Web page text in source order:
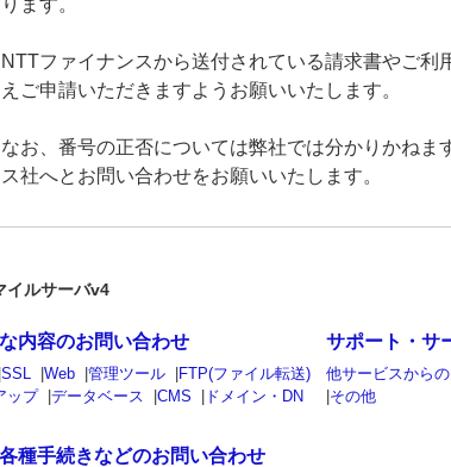
ります。
NTTファイナンスから送付されている請求書やご利
えご申請いただきますようお願いいたします。
なお、番号の正否については弊社では分かりかねま
ス社へとお問い合わせをお願いいたします。
イルサーバv4
内容のお問い合わせ
SSL Web 管理ツール
FTP(ファイル転送)
ップ データベース CMS
ドメイン・DN
サポート・サ
他サービスから
その他
種手続きなどのお問い合わせ